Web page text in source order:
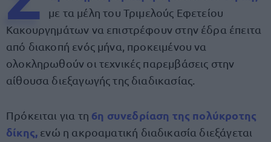
με τα μέλη του Τριμελούς Εφετείου
Κακουργημάτων να επιστρέφουν στην έδρα έπειτα
από διακοπή ενός μήνα, προκειμένου να
ολοκληρωθούν οι τεχνικές παρεμβάσεις στην
αίθουσα διεξαγωγής της διαδικασίας.
Πρόκειται για τη 6η συνεδρίαση της πολύκροτης
δίκης, ενώ η ακροαματική διαδικασία διεξάγεται